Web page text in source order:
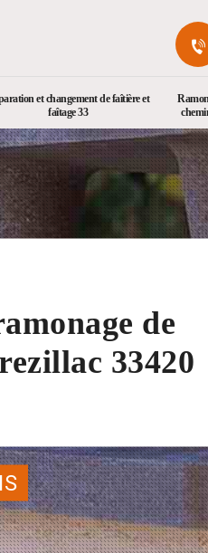
et changement de faîtière et
faîtage 33
de
33420